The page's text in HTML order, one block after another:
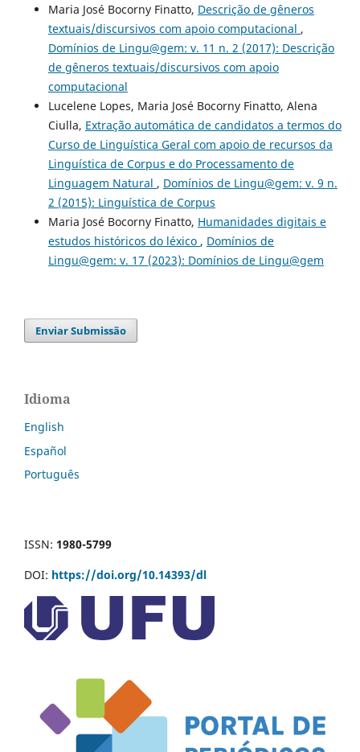
Maria José Bocorny Finatto, Descrição de gêneros
textuais/discursivos com apoio computacional ,
Domínios de Lingu@gem: v. 11 n. 2 (2017): Descrição
de gêneros textuais/discursivos com apoio
computacional
Lucelene Lopes, Maria José Bocorny Finatto, Alena
Ciulla, Extração automática de candidatos a termos do
Curso de Linguística Geral com apoio de recursos da
Linguística de Corpus e do Processamento de
Linguagem Natural , Domínios de Lingu@gem: v. 9 n.
2 (2015): Linguística de Corpus
Maria José Bocorny Finatto, Humanidades digitais e
estudos históricos do léxico , Domínios de
Lingu@gem: v. 17 (2023): Domínios de Lingu@gem
Enviar Submissão
Idioma
English
Español
Português
ISSN: 1980-5799
DOI: https://doi.org/10.14393/dl